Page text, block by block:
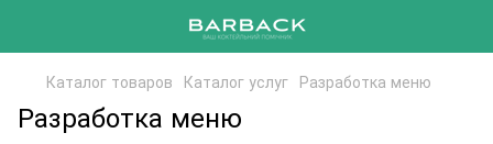
Каталог товаров Каталог услуг Разработка меню
Разработка меню